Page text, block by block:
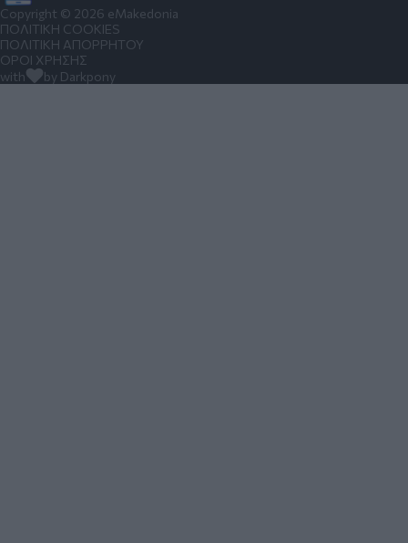
Copyright © 2026 eMakedonia
ΠΟΛΙΤΙΚΗ COOKIES
ΠΟΛΙΤΙΚΗ ΑΠΟΡΡΗΤΟΥ
ΟΡΟΙ ΧΡΗΣΗΣ
with
by Darkpony